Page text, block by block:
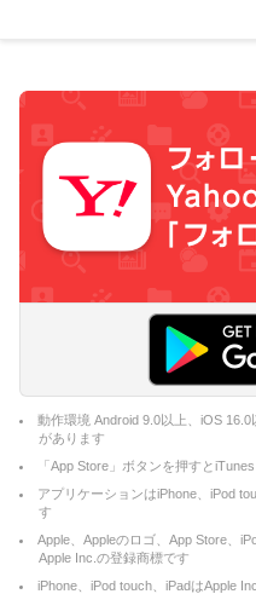
動作環境 Android 9.0以上、iOS
があります
「App Store」ボタンを押すと
アプリケーションはiPhone、iPod
す
Apple、Appleのロゴ、App Store、
Apple Inc.の登録商標です
iPhone、iPod touch、iPadはApple